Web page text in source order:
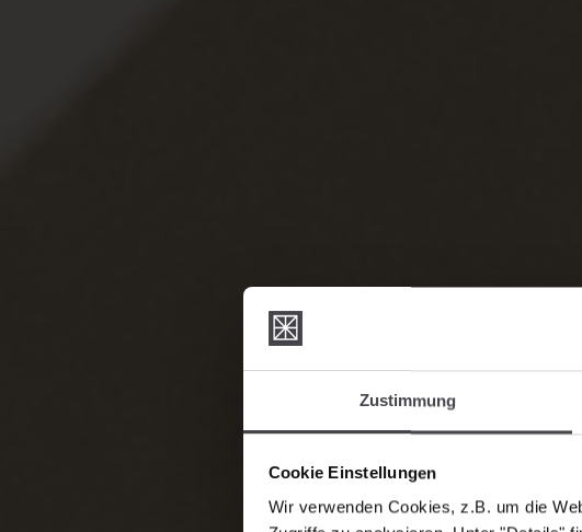
Zustimmung
Cookie Einstellungen
Wir verwenden Cookies, z.B. um die